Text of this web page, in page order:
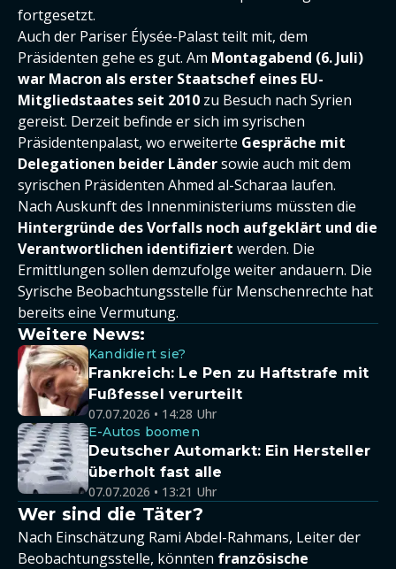
fortgesetzt.
Auch der Pariser Élysée-Palast teilt mit, dem
Präsidenten gehe es gut. Am Montagabend (6. Juli)
war Macron als erster Staatschef eines EU-
Mitgliedstaates seit 2010 zu Besuch nach Syrien
gereist. Derzeit befinde er sich im syrischen
Präsidentenpalast, wo erweiterte Gespräche mit
Delegationen beider Ländersowie auch mit dem
syrischen Präsidenten Ahmed al-Scharaa laufen.
Nach Auskunft des Innenministeriums müssten die
Hintergründe des Vorfalls noch aufgeklärt und die
Verantwortlichen identifiziert werden. Die
Ermittlungen sollen demzufolge weiter andauern. Die
Syrische Beobachtungsstelle für Menschenrechte hat
bereits eine Vermutung.
Weitere News:
Kandidiert sie?
Frankreich: Le Pen zu Haftstrafe mit
Fußfessel verurteilt
07.07.2026 • 14:28 Uhr
E-Autos boomen
Deutscher Automarkt: Ein Hersteller
überholt fast alle
07.07.2026 • 13:21 Uhr
Wer sind die Täter?
Nach Einschätzung Rami Abdel-Rahmans, Leiter der
Beobachtungsstelle, könnten französische